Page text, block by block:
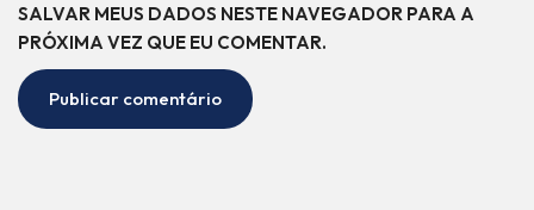
SALVAR MEUS DADOS NESTE NAVEGADOR PARA A
PRÓXIMA VEZ QUE EU COMENTAR.